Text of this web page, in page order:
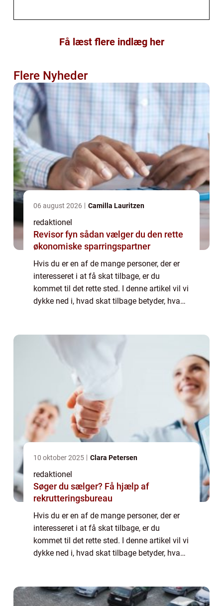
Få læst flere indlæg her
Flere Nyheder
06 august 2026 Camilla Lauritzen
redaktionel
Revisor fyn sådan vælger du den rette
økonomiske sparringspartner
Hvis du er en af de mange personer, der er
interesseret i at få skat tilbage, er du
kommet til det rette sted. I denne artikel vil vi
dykke ned i, hvad skat tilbage betyder, hvad
10 oktober 2025 Clara Petersen
redaktionel
Søger du sælger? Få hjælp af
rekrutteringsbureau
Hvis du er en af de mange personer, der er
interesseret i at få skat tilbage, er du
kommet til det rette sted. I denne artikel vil vi
dykke ned i, hvad skat tilbage betyder, hvad